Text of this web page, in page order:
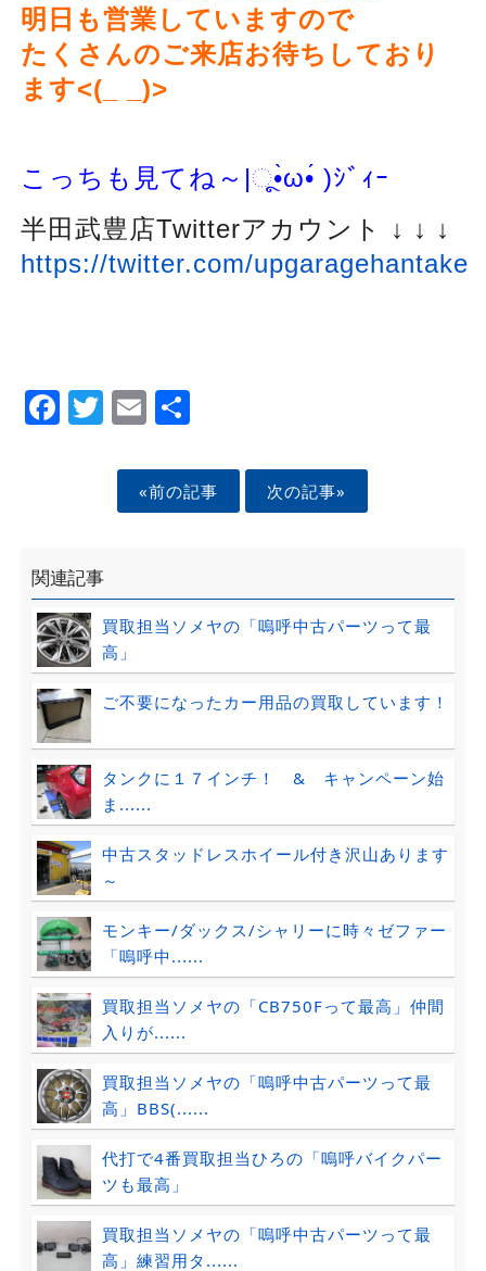
明日も営業していますので
たくさんのご来店お待ちしており
ます<(_ _)>
こっちも見てね～ |ૂ•̀ω•́ )ｼﾞｨｰ
半田武豊店Twitterアカウント ↓ ↓ ↓
https://twitter.com/upgaragehantake
Facebook
Twitter
EmailShare
«前の記事 次の記事»
関連記事
買取担当ソメヤの「嗚呼中古パーツって最
高」
ご不要になったカー用品の買取しています！
タンクに１７インチ！ & キャンペーン始
ま......
中古スタッドレスホイール付き沢山あります
～
モンキー/ダックス/シャリーに時々ゼファー
「嗚呼中......
買取担当ソメヤの「CB750Fって最高」仲間
入りが......
買取担当ソメヤの「嗚呼中古パーツって最
高」BBS(......
代打で4番買取担当ひろの「嗚呼バイクパー
ツも最高」
買取担当ソメヤの「嗚呼中古パーツって最
高」練習用タ......